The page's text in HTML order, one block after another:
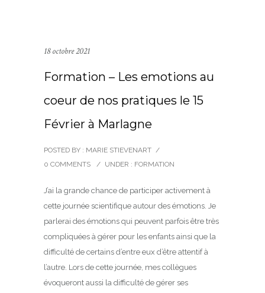
18 octobre 2021
Formation – Les emotions au
coeur de nos pratiques le 15
Février à Marlagne
POSTED BY : MARIE STIEVENART /
0 COMMENTS
/ UNDER : FORMATION
J’ai la grande chance de participer activement à
cette journée scientifique autour des émotions. Je
parlerai des émotions qui peuvent parfois être très
compliquées à gérer pour les enfants ainsi que la
difficulté de certains d’entre eux d’être attentif à
l’autre. Lors de cette journée, mes collègues
évoqueront aussi la difficulté de gérer ses